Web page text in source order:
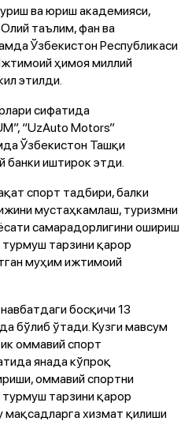
ва юриш академияси,
таълим, фан ва
Ўзбекистон Республикаси
ҳимоя миллий
этилди.
сифатида
“UzAuto Motors”
Ўзбекистон Ташқи
банки иштирок этди.
спорт тадбири, балки
мустаҳкамлаш, туризмни
самарадорлигини ошириш
тарзини қарор
муҳим ижтимоий
босқичи 13
бўлиб ўтади. Кузги мавсум
оммавий спорт
янада кўпроқ
оммавий спортни
тарзини қарор
мақсадларга хизмат қилиши